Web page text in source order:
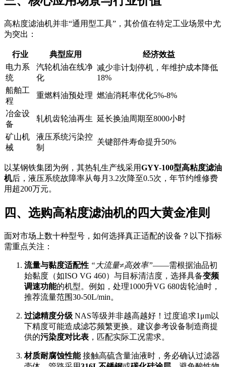
高粘度滤油机并非“通用型工具”，其价值在特定工业场景中尤
为突出：
行业 典型应用
经济效益
电力系
统
汽轮机油在线净
化
减少非计划停机，年维护成本降低
18%
船舶工
程
重燃料油预处理 燃油消耗率优化5%-8%
冶金设
备
轧机齿轮油再生 延长换油周期至8000小时
矿山机
械
液压系统污染控
制
关键部件寿命提升50%
以某钢铁集团为例，其热轧生产线采用GYY-100型高粘度滤油
机后，液压系统故障率从每月3.2次降至0.5次，年节约维修费
用超200万元。
四、选购高粘度滤油机的四大黄金准则
面对市场上数十种型号，如何选择真正适配的设备？以下指标
需重点关注：
流量与黏度适配性 “大流量≠高效率”——需根据油品初
始黏度（如ISO VG 460）与目标清洁度，选择具备变频
调速功能的机型。例如，处理1000升VG 680齿轮油时，
推荐流量范围30-50L/min。
过滤精度分级 NAS等级并非越高越好！过度追求1μm以
下精度可能造成滤芯频繁更换。建议参考设备制造商提
供的污染度对比表 ，匹配实际工况需求。
材质耐腐蚀性能接触高硫含量油液时，务必确认过滤器